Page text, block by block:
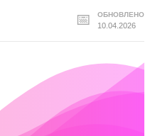
ОБНОВЛЕНО
10.04.2026